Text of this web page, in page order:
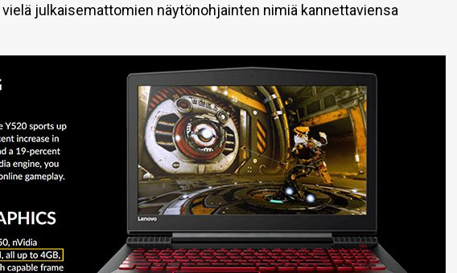
julkaisemattomien näytönohjainten nimiä kannettaviensa